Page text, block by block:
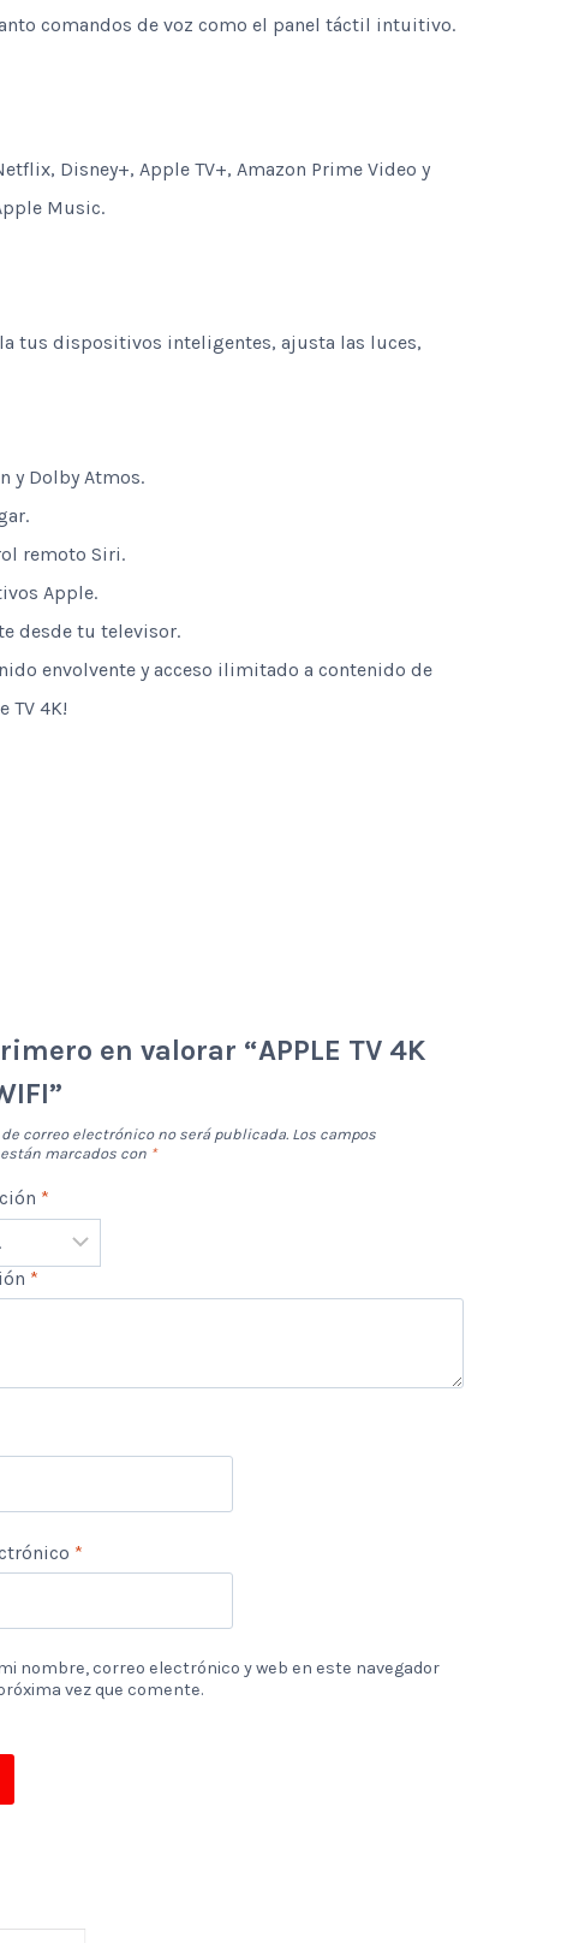
comandos de voz como el panel táctil intuitivo.
Disney+, Apple TV+, Amazon Prime Video y
Music.
tus dispositivos inteligentes, ajusta las luces,
y Dolby Atmos.
remoto Siri.
Apple.
desde tu televisor.
envolvente y acceso ilimitado a contenido de
TV 4K!
en valorar “APPLE TV 4K
correo electrónico no será publicada. Los campos
marcados con *
*
*
*
nombre, correo electrónico y web en este navegador
vez que comente.